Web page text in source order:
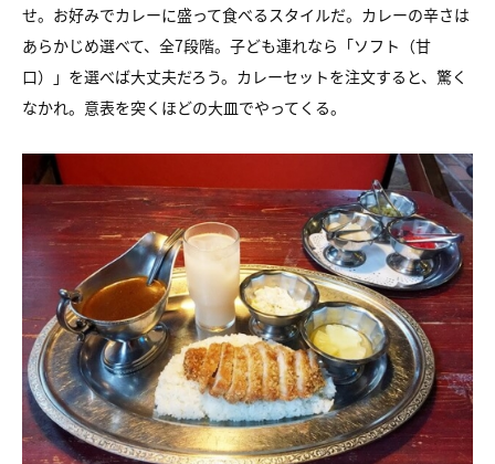
せ。お好みでカレーに盛って食べるスタイルだ。カレーの辛さは
あらかじめ選べて、全7段階。子ども連れなら「ソフト（甘
口）」を選べば大丈夫だろう。カレーセットを注文すると、驚く
なかれ。意表を突くほどの大皿でやってくる。